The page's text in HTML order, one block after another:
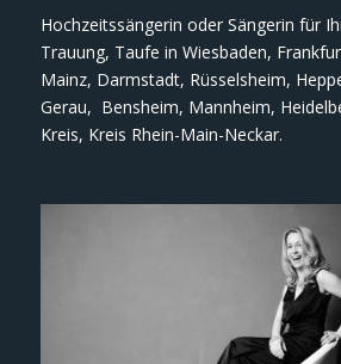
Hochzeitssängerin oder Sängerin für
Trauung, Taufe in Wiesbaden,
Mainz, Darmstadt, Rüsselsheim,
Gerau, Bensheim, Mannheim,
Kreis, Kreis Rhein-Main-Neckar.